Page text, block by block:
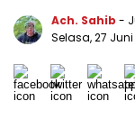
Ach. Sahib -
Selasa, 27 Juni